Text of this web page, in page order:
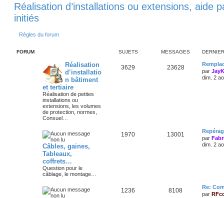
Réalisation d’installations ou extensions, aide
initiés
Règles du forum
FORUM SUJETS MESSAGES
Réalisation
d’installatio
n bâtiment
et tertiaire
Réalisation de petites
installations ou
extensions, les volumes
de protection, normes,
Consuel…
3629 23628
par
dim. 2
Câbles, gaines,
Tableaux,
coffrets…
Question pour le
câblage, le montage…
1970 13001
par
dim. 2
1236 8108
Re:
par